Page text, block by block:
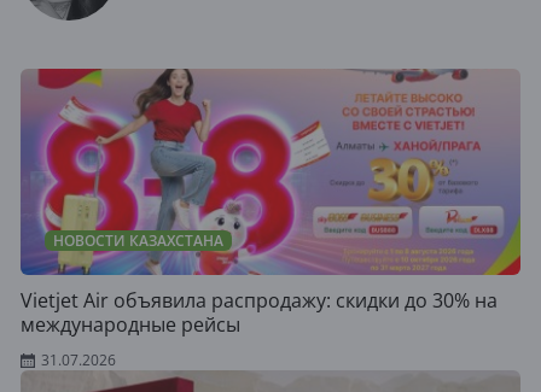
НОВОСТИ КАЗАХСТАНА
Vietjet Air объявила распродажу: скидки до 30% на
международные рейсы
31.07.2026